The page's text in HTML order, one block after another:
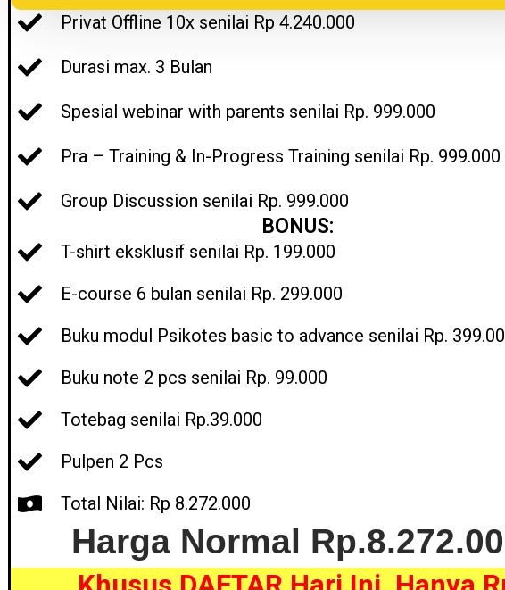
Privat Offline 10x senilai Rp 4.240.000
Durasi max. 3 Bulan
Spesial webinar with parents senilai Rp. 999.000
Pra – Training & In-Progress Training senilai Rp. 999.000
Group Discussion senilai Rp. 999.000
BONUS:
T-shirt eksklusif senilai Rp. 199.000
E-course 6 bulan senilai Rp. 299.000
Buku modul Psikotes basic to advance senilai Rp.
Buku note 2 pcs senilai Rp. 99.000
Totebag senilai Rp.39.000
Pulpen 2 Pcs
Total Nilai: Rp 8.272.000
Harga Normal